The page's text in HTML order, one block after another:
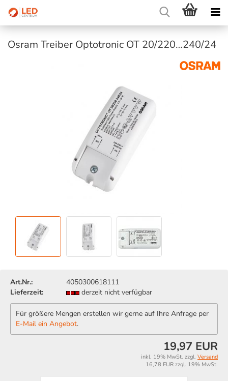
Osram Treiber Optotronic OT 20/220…240/24
Art.Nr.:
4050300618111
Lieferzeit:
derzeit nicht verfügbar
Für größere Mengen erstellen wir gerne auf Ihre Anfrage per
E-Mail ein Angebot.
19,97 EUR
inkl. 19% MwSt. zzgl. Versand
16,78 EUR zzgl. 19% MwSt.